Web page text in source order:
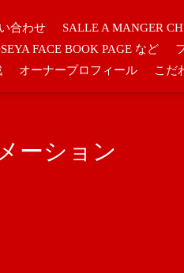
合わせ
SALLE A MANGER
FACE BOOK PAGE など
オーナープロフィール こだ
ーション